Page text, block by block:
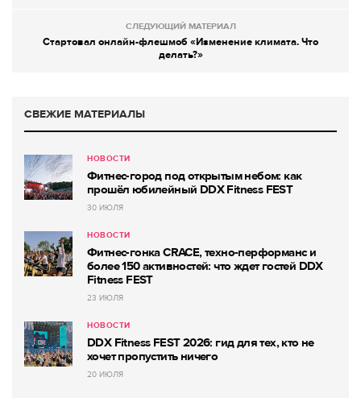
СЛЕДУЮЩИЙ МАТЕРИАЛ
Стартовал онлайн-флешмоб «Изменение климата. Что
делать?»
СВЕЖИЕ МАТЕРИАЛЫ
НОВОСТИ
Фитнес-город под открытым небом: как
прошёл юбилейный DDX Fitness FEST
30 ИЮЛЯ
НОВОСТИ
Фитнес-гонка CRACE, техно-перформанс и
более 150 активностей: что ждет гостей DDX
Fitness FEST
23 ИЮЛЯ
НОВОСТИ
DDX Fitness FEST 2026: гид для тех, кто не
хочет пропустить ничего
20 ИЮЛЯ